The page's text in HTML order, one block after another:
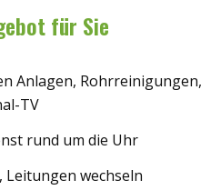
für Sie
Anlagen, Rohrreinigungen,
TV
rund um die Uhr
wechseln